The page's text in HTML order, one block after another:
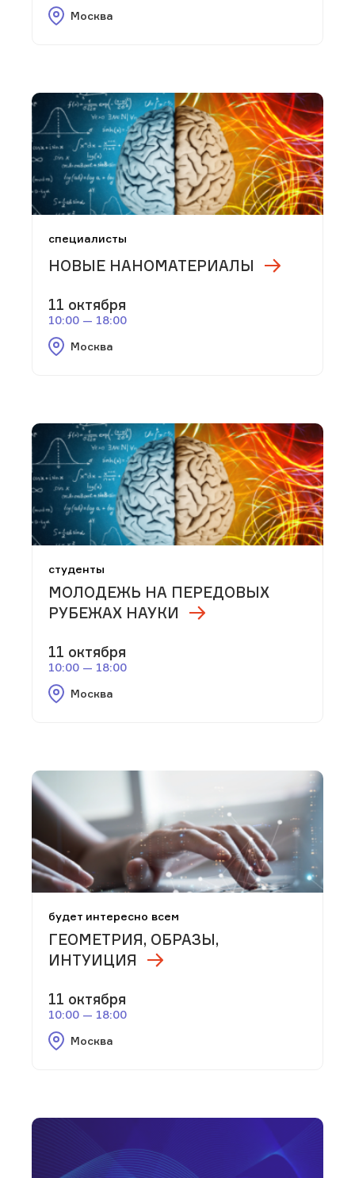
Москва
специалисты
НОВЫЕ НАНОМАТЕРИАЛЫ
11 октября
10:00 — 18:00
Москва
студенты
МОЛОДЕЖЬ НА ПЕРЕДОВЫХ
РУБЕЖАХ НАУКИ
11 октября
10:00 — 18:00
Москва
будет интересно всем
ГЕОМЕТРИЯ, ОБРАЗЫ,
ИНТУИЦИЯ
11 октября
10:00 — 18:00
Москва